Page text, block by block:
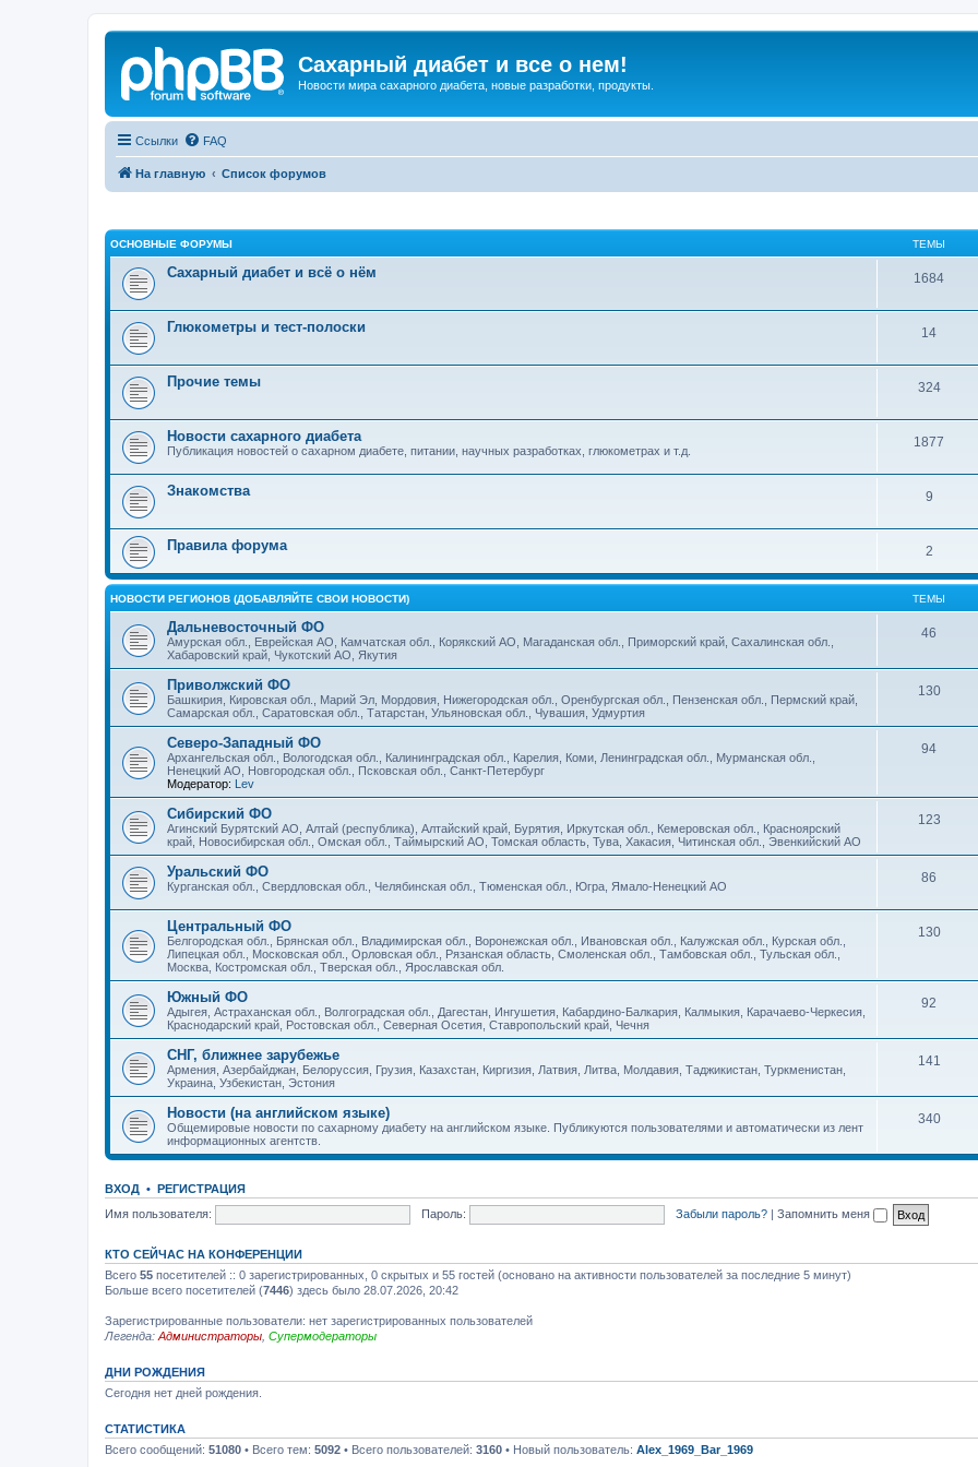
Сахарный диабет и все о нем!
Новости мира сахарного диабета, новые разработки, продукты.
Ссылки FAQ
На главную Список форумов
ОСНОВНЫЕ ФОРУМЫ ТЕМЫ
Сахарный диабет и всё о нём 1684
Глюкометры и тест-полоски 14
Прочие темы 324
Новости сахарного диабета
Публикация новостей о сахарном диабете, питании, научных разработках, глюкометрах и т.д.
1877
Знакомства 9
Правила форума 2
НОВОСТИ РЕГИОНОВ (ДОБАВЛЯЙТЕ СВОИ НОВОСТИ) ТЕМЫ
Дальневосточный ФО
Амурская обл., Еврейская АО, Камчатская обл., Корякский АО, Магаданская обл., Приморский край, Сахалинская обл.,
Хабаровский край, Чукотский АО, Якутия
46
Приволжский ФО
Башкирия, Кировская обл., Марий Эл, Мордовия, Нижегородская обл., Оренбургская обл., Пензенская обл., Пермский край,
Самарская обл., Саратовская обл., Татарстан, Ульяновская обл., Чувашия, Удмуртия
130
Северо-Западный ФО
Архангельская обл., Вологодская обл., Калининградская обл., Карелия, Коми, Ленинградская обл., Мурманская обл.,
Ненецкий АО, Новгородская обл., Псковская обл., Санкт-Петербург
Модератор: Lev
94
Сибирский ФО
Агинский Бурятский АО, Алтай (республика), Алтайский край, Бурятия, Иркутская обл., Кемеровская обл., Красноярский
край, Новосибирская обл., Омская обл., Таймырский АО, Томская область, Тува, Хакасия, Читинская обл., Эвенкийский АО
123
Уральский ФО
Курганская обл., Свердловская обл., Челябинская обл., Тюменская обл., Югра, Ямало-Ненецкий АО
86
Центральный ФО
Белгородская обл., Брянская обл., Владимирская обл., Воронежская обл., Ивановская обл., Калужская обл., Курская обл.,
Липецкая обл., Московская обл., Орловская обл., Рязанская область, Смоленская обл., Тамбовская обл., Тульская обл.,
Москва, Костромская обл., Тверская обл., Ярославская обл.
130
Южный ФО
Адыгея, Астраханская обл., Волгоградская обл., Дагестан, Ингушетия, Кабардино-Балкария, Калмыкия, Карачаево-Черкесия,
Краснодарский край, Ростовская обл., Северная Осетия, Ставропольский край, Чечня
92
СНГ, ближнее зарубежье
Армения, Азербайджан, Белоруссия, Грузия, Казахстан, Киргизия, Латвия, Литва, Молдавия, Таджикистан, Туркменистан,
Украина, Узбекистан, Эстония
141
Новости (на английском языке)
Общемировые новости по сахарному диабету на английском языке. Публикуются пользователями и автоматически из лент
информационных агентств.
340
ВХОД • РЕГИСТРАЦИЯ
Имя пользователя:
Пароль: Забыли пароль? | Запомнить меня
КТО СЕЙЧАС НА КОНФЕРЕНЦИИ
Всего 55 посетителей :: 0 зарегистрированных, 0 скрытых и 55 гостей (основано на активности пользователей за последние 5 минут)
Больше всего посетителей (7446) здесь было 28.07.2026, 20:42
Зарегистрированные пользователи: нет зарегистрированных пользователей
Легенда: Администраторы Супермодераторы
ДНИ РОЖДЕНИЯ
Сегодня нет дней рождения.
СТАТИСТИКА
Всего сообщений: 51080 • Всего тем: 5092 • Всего пользователей: 3160 • Новый пользователь: Alex_1969_Bar_1969